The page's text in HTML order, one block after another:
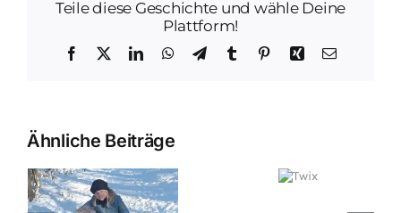
Teile diese Geschichte und wähle Deine
Plattform!
Facebook LinkedInWhatsApp
TelegramTumblr PinterestXing E-
Ähnliche Beiträge